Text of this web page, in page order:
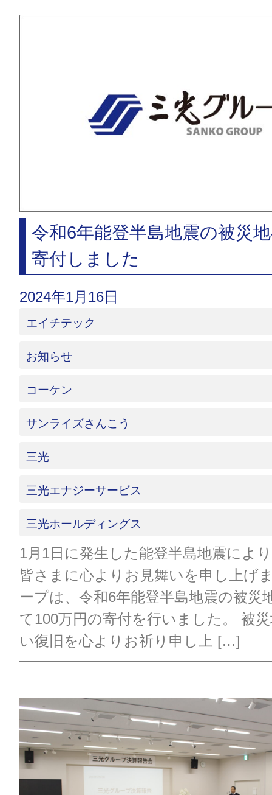
令和6年能登半島地震の被災
寄付しました
2024年1月16日
エイチテック
お知らせ
コーケン
サンライズさんこう
三光
三光エナジーサービス
三光ホールディングス
1月1日に発生した能登半島地震によ
皆さまに心よりお見舞いを申し上げ
ープは、令和6年能登半島地震の被災
て100万円の寄付を行いました。 被
い復旧を心よりお祈り申し上 […]